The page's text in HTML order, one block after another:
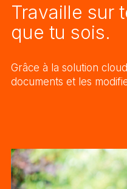
Travaille sur
que tu sois.
Grâce à la solution
documents et les